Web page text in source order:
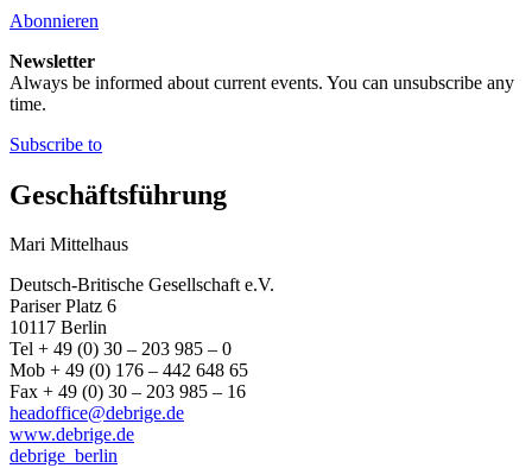
Abonnieren
Newsletter
Always be informed about current events. You can unsubscribe any
time.
Subscribe to
Geschäftsführung
Mari Mittelhaus
Deutsch-Britische Gesellschaft e.V.
Pariser Platz 6
10117 Berlin
Tel + 49 (0) 30 – 203 985 – 0
Mob + 49 (0) 176 – 442 648 65
Fax + 49 (0) 30 – 203 985 – 16
headoffice@debrige.de
www.debrige.de
debrige_berlin